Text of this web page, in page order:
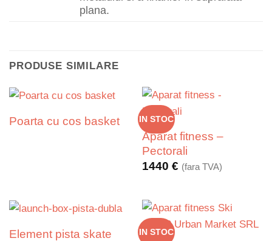
plana.
PRODUSE SIMILARE
Poarta cu cos basket IN STOC
Aparat fitness –
Pectorali
1440 € (fara TVA)
Element pista skate
IN STOC